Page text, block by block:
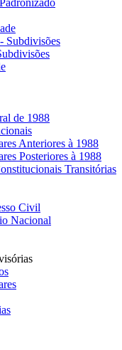
Subdivisões
de 1988
Anteriores à 1988
Posteriores à 1988
Transitórias
Civil
Nacional